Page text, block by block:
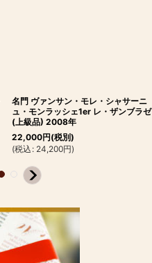
名門 ヴァンサン・モレ・シャサーニ
ュ・モンラッシェ1er レ・ザンブラゼ
(上級品) 2008年
22,000円(税別)
(税込 : 24,200円)